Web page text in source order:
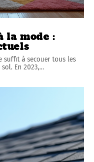
la mode :
suffit à secouer tous les
En 2023,…